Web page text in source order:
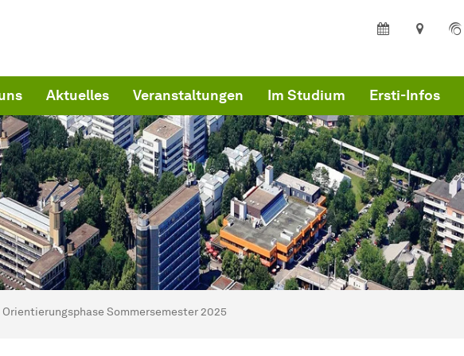
Aktuelles Veranstaltungen Im Studium Ersti-Infos
hier:
Orientierungsphase Sommersemester 2025